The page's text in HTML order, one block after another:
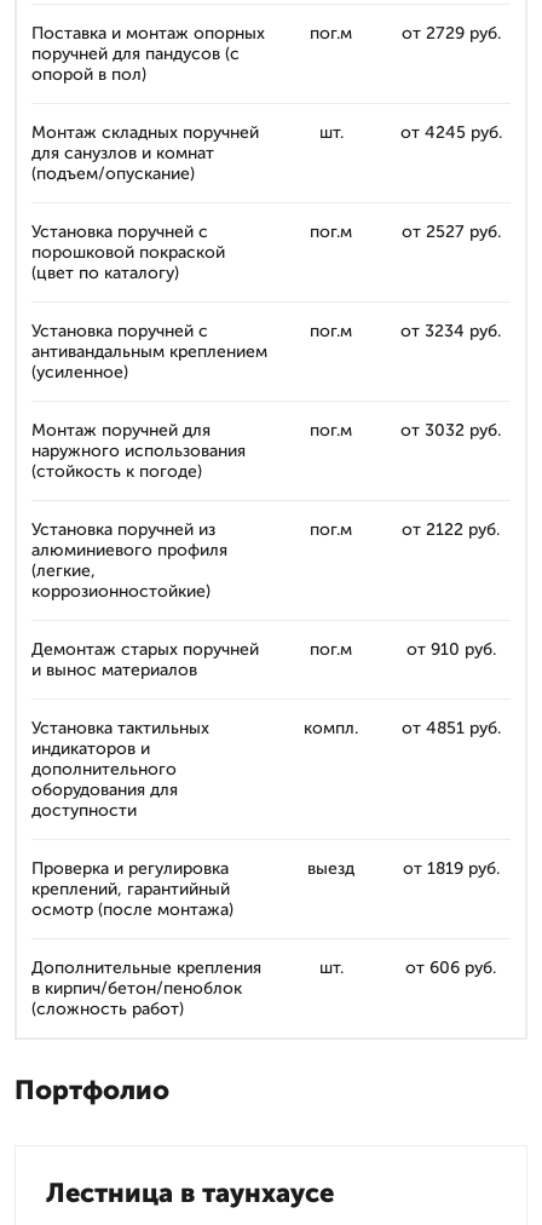
Поставка и монтаж опорных
поручней для пандусов (с
опорой в пол)
пог.м от 2729 руб.
Монтаж складных поручней
для санузлов и комнат
(подъем/опускание)
шт. от 4245 руб.
Установка поручней с
порошковой покраской
(цвет по каталогу)
пог.м от 2527 руб.
Установка поручней с
антивандальным креплением
(усиленное)
пог.м от 3234 руб.
Монтаж поручней для
наружного использования
(стойкость к погоде)
пог.м от 3032 руб.
Установка поручней из
алюминиевого профиля
(легкие,
коррозионностойкие)
пог.м от 2122 руб.
Демонтаж старых поручней
и вынос материалов
пог.м от 910 руб.
Установка тактильных
индикаторов и
дополнительного
оборудования для
доступности
компл. от 4851 руб.
Проверка и регулировка
креплений, гарантийный
осмотр (после монтажа)
выезд от 1819 руб.
Дополнительные крепления
в кирпич/бетон/пеноблок
(сложность работ)
шт. от 606 руб.
Портфолио
Лестница в таунхаусе